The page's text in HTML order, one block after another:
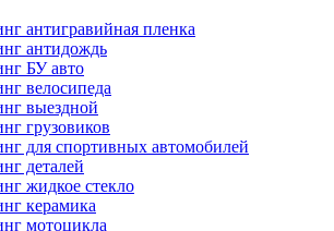
антигравийная пленка
антидождь
БУ авто
велосипеда
выездной
грузовиков
для спортивных автомобилей
деталей
жидкое стекло
керамика
мотоцикла